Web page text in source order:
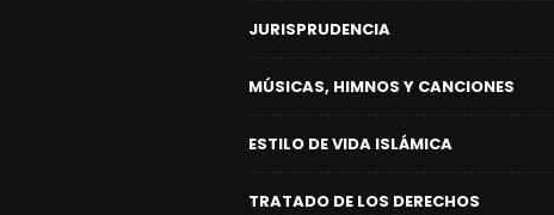
JURISPRUDENCIA
MÚSICAS, HIMNOS Y CANCIONES
ESTILO DE VIDA ISLÁMICA
TRATADO DE LOS DERECHOS